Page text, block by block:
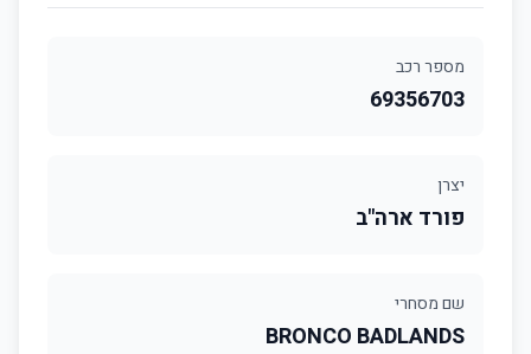
מספר רכב
69356703
יצרן
פורד ארה"ב
שם מסחרי
BRONCO BADLANDS